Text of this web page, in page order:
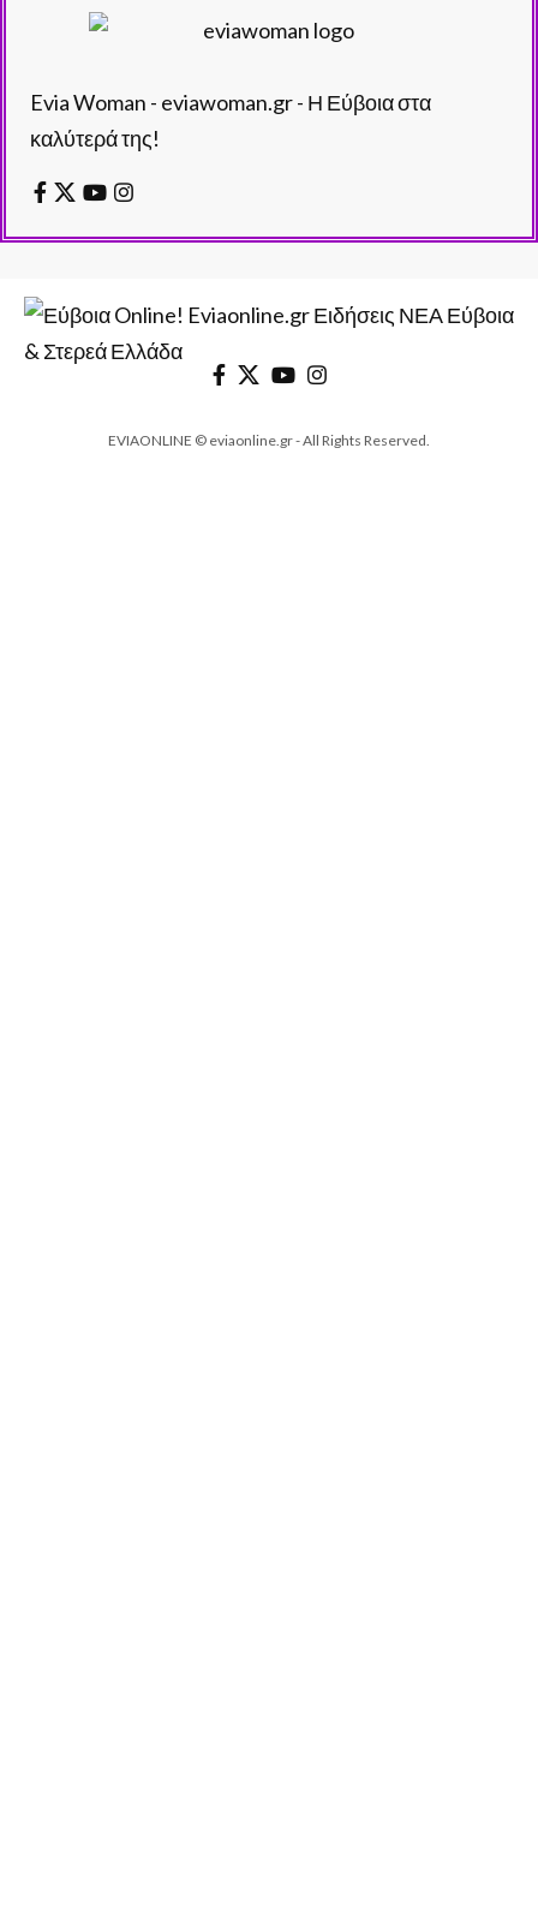
Evia Woman - eviawoman.gr - Η Εύβοια στα
καλύτερά της!
EVIAONLINE © eviaonline.gr - All Rights Reserved.